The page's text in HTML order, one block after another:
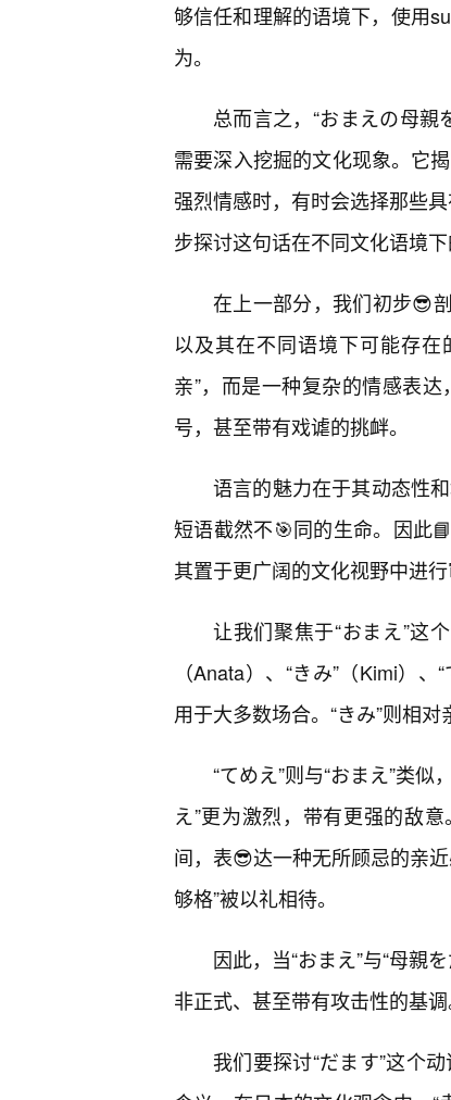
够信任和理解的语境下，使用
为。
总而言之，“おまえの母
需要深入挖掘的文化现象。它
强烈情感时，有时会选择那些
步探讨这句话在不同文化语境
在上一部分，我们初步😎
以及其在不同语境下可能存
亲”，而是一种复杂的情感表
号，甚至带有戏谑的挑衅。
语言的魅力在于其动态性
短语截然不🎯同的生命。因此
其置于更广阔的文化视野中进行
让我们聚焦于“おまえ”这
（Anata）、“きみ”（Kimi）
用于大多数场合。“きみ”则相
“てめえ”则与“おまえ”类
え”更为激烈，带有更强的敌
间，表😎达一种无所顾忌的亲
够格”被以礼相待。
因此，当“おまえ”与“母親
非正式、甚至带有攻击性的基调
我们要探讨“だます”这个